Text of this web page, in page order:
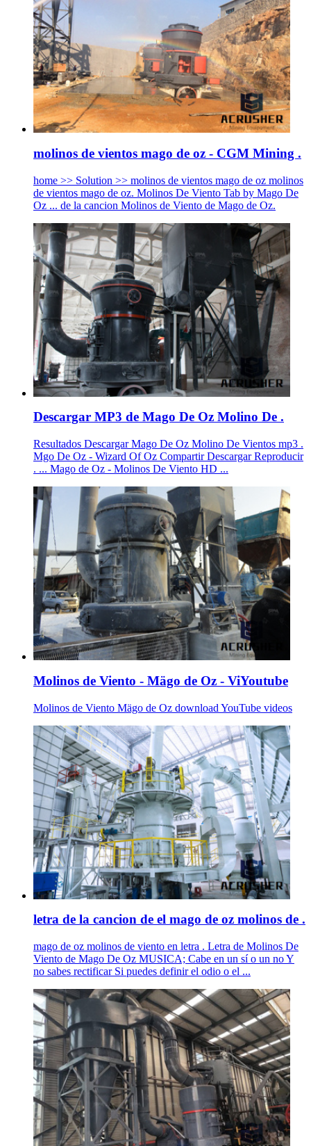
molinos de vientos mago de oz - CGM Mining .
home >> Solution >> molinos de vientos mago de oz molinos
de vientos mago de oz. Molinos De Viento Tab by Mago De
Oz ... de la cancion Molinos de Viento de Mago de Oz.
Descargar MP3 de Mago De Oz Molino De .
Resultados Descargar Mago De Oz Molino De Vientos mp3 .
Mgo De Oz - Wizard Of Oz Compartir Descargar Reproducir
. ... Mago de Oz - Molinos De Viento HD ...
Molinos de Viento - Mägo de Oz - ViYoutube
Molinos de Viento Mägo de Oz download YouTube videos
letra de la cancion de el mago de oz molinos de .
mago de oz molinos de viento en letra . Letra de Molinos De
Viento de Mago De Oz MUSICA; Cabe en un sí o un no Y
no sabes rectificar Si puedes definir el odio o el ...